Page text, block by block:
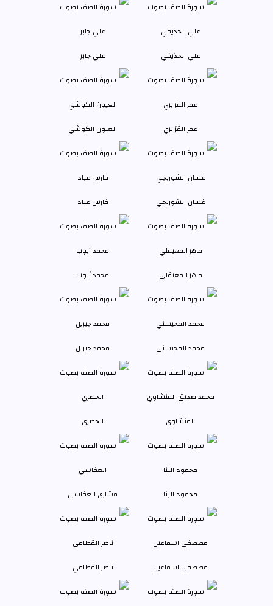
علي الحذيفي علي جابر
عمر القزابري العيون الكوشي
غسان الشوربجي فارس عباد
ماهر المعيقلي محمد أيوب
محمد المحيسني محمد جبريل
المنشاوي الحصري
محمود البنا مشاري العفاسي
مصطفى اسماعيل ناصر القطامي